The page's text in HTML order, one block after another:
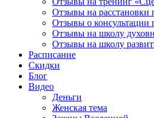
Отзывы на расстановки
Отзывы о консультации
Отзывы на школу
Отзывы на школу
Расписание
Скидки
Блог
Видео
Деньги
Женская тема